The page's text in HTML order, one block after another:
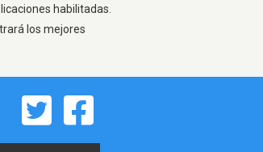
habilitadas.
los mejores